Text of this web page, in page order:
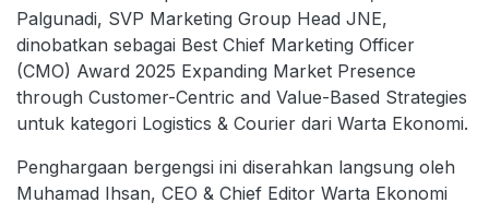
Palgunadi, SVP Marketing Group Head JNE,
dinobatkan sebagai Best Chief Marketing Officer
(CMO) Award 2025 Expanding Market Presence
through Customer-Centric and Value-Based Strategies
untuk kategori Logistics & Courier dari Warta Ekonomi.
Penghargaan bergengsi ini diserahkan langsung oleh
Muhamad Ihsan, CEO & Chief Editor Warta Ekonomi